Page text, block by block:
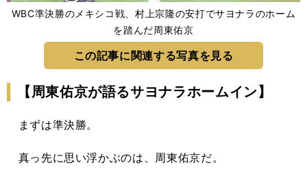
WBC準決勝のメキシコ戦、村上宗隆の安打でサヨナラのホーム
を踏んだ周東佑京
この記事に関連する写真を見る
【周東佑京が語るサヨナラホームイン】
まずは準決勝。
真っ先に思い浮かぶのは、周東佑京だ。